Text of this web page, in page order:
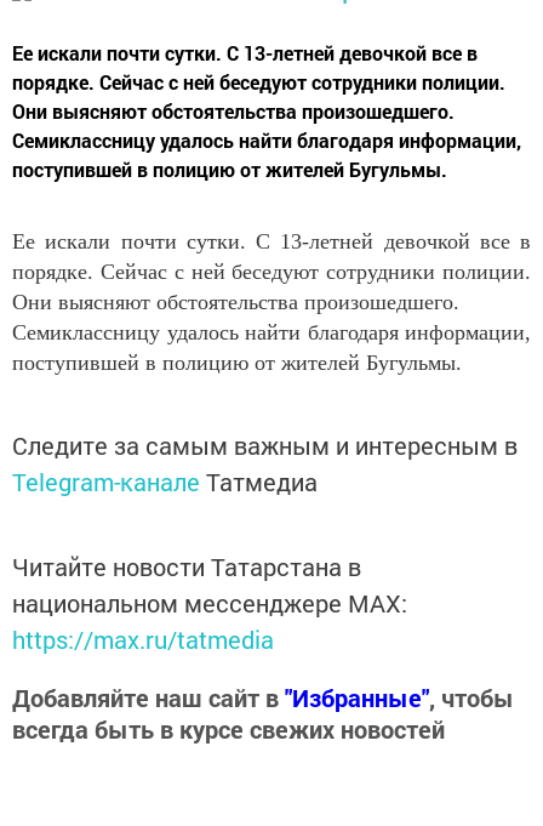
Ее искали почти сутки. С 13-летней девочкой все в
порядке. Сейчас с ней беседуют сотрудники полиции.
Они выясняют обстоятельства произошедшего.
Семиклассницу удалось найти благодаря информации,
поступившей в полицию от жителей Бугульмы.
Ее искали почти сутки. С 13-летней девочкой все в
порядке. Сейчас с ней беседуют сотрудники полиции.
Они выясняют обстоятельства произошедшего.
Семиклассницу удалось найти благодаря информации,
поступившей в полицию от жителей Бугульмы.
Следите за самым важным и интересным в
Telegram-канале Татмедиа
Читайте новости Татарстана в
национальном мессенджере MАХ:
https://max.ru/tatmedia
Добавляйте наш сайт в"Избранные", чтобы
всегда быть в курсе свежих новостей